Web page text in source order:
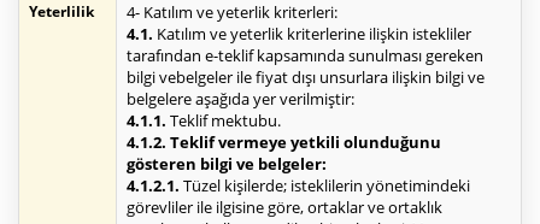
Yeterlilik
4- Katılım ve yeterlik kriterleri:
4.1. Katılım ve yeterlik kriterlerine ilişkin istekliler
tarafından e-teklif kapsamında sunulması gereken
bilgi vebelgeler ile fiyat dışı unsurlara ilişkin bilgi ve
belgelere aşağıda yer verilmiştir:
4.1.1. Teklif mektubu.
4.1.2. Teklif vermeye yetkili olunduğunu
gösteren bilgi ve belgeler:
4.1.2.1. Tüzel kişilerde; isteklilerin yönetimindeki
görevliler ile ilgisine göre, ortaklar ve ortaklık